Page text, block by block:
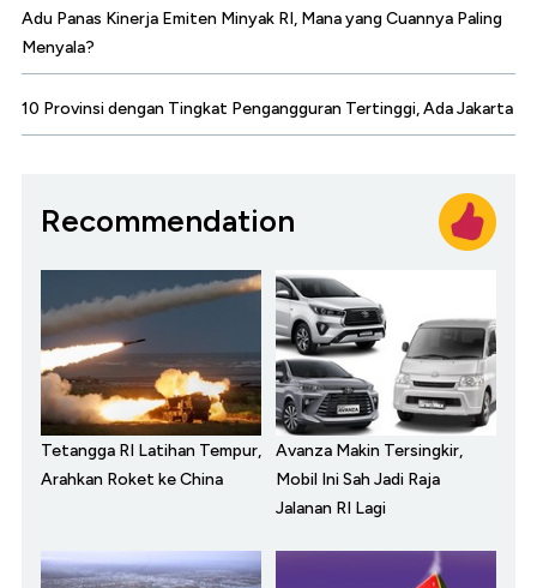
Adu Panas Kinerja Emiten Minyak RI, Mana yang Cuannya Paling
Menyala?
10 Provinsi dengan Tingkat Pengangguran Tertinggi, Ada Jakarta
Recommendation
Tetangga RI Latihan Tempur,
Arahkan Roket ke China
Avanza Makin Tersingkir,
Mobil Ini Sah Jadi Raja
Jalanan RI Lagi